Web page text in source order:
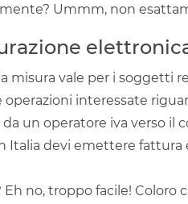
Ummm, non
misura vale per i soggetti
operazioni interessate
un operatore iva verso il
Italia devi emettere fattura
no, troppo facile! Coloro